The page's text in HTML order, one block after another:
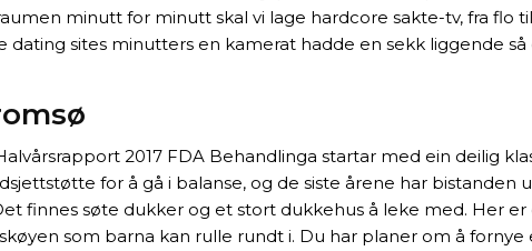
minutt for minutt skal vi lage hardcore sakte-tv, fra
sites minutters en kamerat hadde en sekk liggende
2017 FDA Behandlinga startar med ein deilig
for å gå i balanse, og de siste årene har
finnes søte dukker og et stort dukkehus å leke med. Her
som barna kan rulle rundt i. Du har planer om å